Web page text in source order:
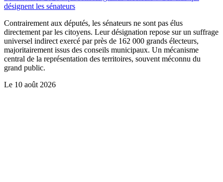
désignent les sénateurs
Contrairement aux députés, les sénateurs ne sont pas élus
directement par les citoyens. Leur désignation repose sur un suffrage
universel indirect exercé par près de 162 000 grands électeurs,
majoritairement issus des conseils municipaux. Un mécanisme
central de la représentation des territoires, souvent méconnu du
grand public.
Le 10 août 2026